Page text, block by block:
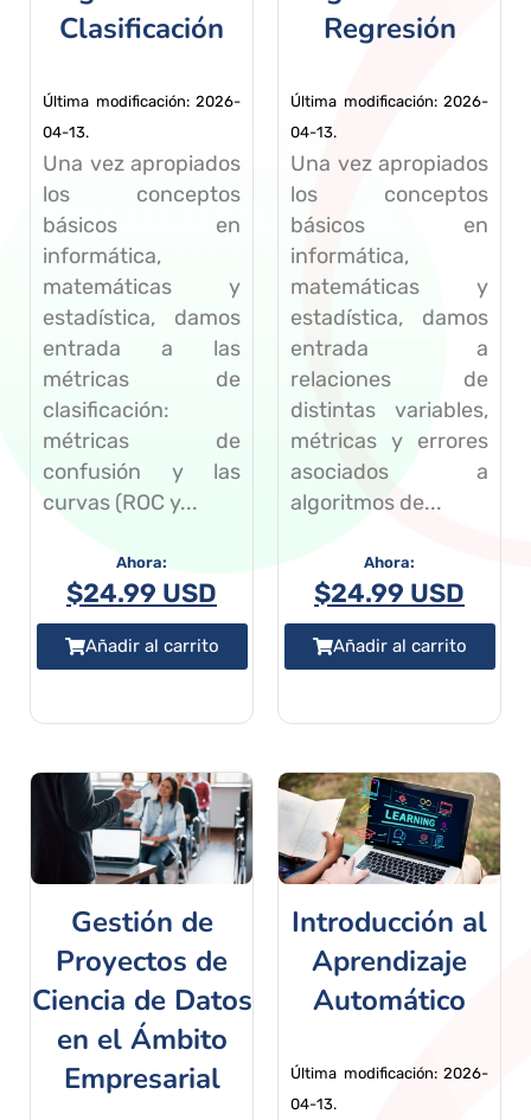
Clasificación
Última modificación: 2026-
04-13.
Una vez apropiados
los conceptos
básicos en
informática,
matemáticas y
estadística, damos
entrada a las
métricas de
clasificación:
métricas de
confusión y las
curvas (ROC y...
$24.99 USD
Añadir al carrito
Regresión
Última modificación: 2026-
04-13.
Una vez apropiados
los conceptos
básicos en
informática,
matemáticas y
estadística, damos
entrada a
relaciones de
distintas variables,
métricas y errores
asociados a
algoritmos de...
$24.99 USD
Añadir al carrito
Gestión de
Proyectos de
Ciencia de Datos
en el Ámbito
Empresarial
Introducción al
Aprendizaje
Automático
Última modificación: 2026-
04-13.